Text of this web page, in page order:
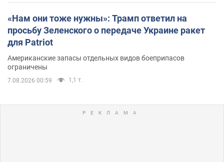
«Нам они тоже нужны»: Трамп ответил на
просьбу Зеленского о передаче Украине ракет
для Patriot
Американские запасы отдельных видов боеприпасов
ограничены
7.08.2026 00:59 1,1 т.